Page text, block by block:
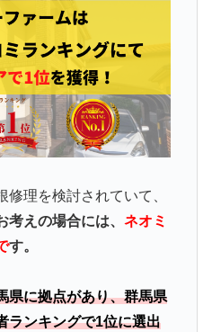
理を検討されていて、
考えの場合には、 ネオミ
す。
県に拠点があり、群馬県
ランキングで1位に選出